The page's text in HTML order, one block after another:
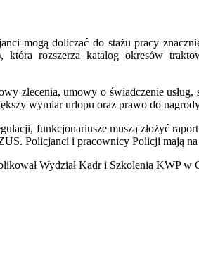
mogą doliczać do stażu pracy
która rozszerza katalog okresów
zlecenia, umowy o świadczenie usług,
wymiar urlopu oraz prawo do
funkcjonariusze muszą złożyć
Policjanci i pracownicy Policji mają
Wydział Kadr i Szkolenia KWP w